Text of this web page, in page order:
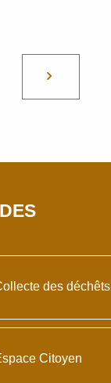
des déchêts
Citoyen